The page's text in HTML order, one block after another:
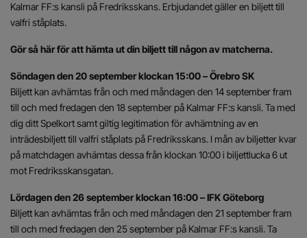
Kalmar FF:s kansli på Fredriksskans. Erbjudandet gäller en biljett till
valfri ståplats.
Gör så här för att hämta ut din biljett till någon av matcherna.
Söndagen den 20 september klockan 15:00 – Örebro SK
Biljett kan avhämtas från och med måndagen den 14 september fram
till och med fredagen den 18 september på Kalmar FF:s kansli. Ta med
dig ditt Spelkort samt giltig legitimation för avhämtning av en
inträdesbiljett till valfri ståplats på Fredriksskans. I mån av biljetter kvar
på matchdagen avhämtas dessa från klockan 10:00 i biljettlucka 6 ut
mot Fredriksskansgatan.
Lördagen den 26 september klockan 16:00 – IFK Göteborg
Biljett kan avhämtas från och med måndagen den 21 september fram
till och med fredagen den 25 september på Kalmar FF:s kansli. Ta